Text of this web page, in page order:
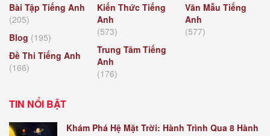
Bài Tập Tiếng Anh
(205)
Blog (195)
Đề Thi Tiếng Anh
(166)
Kiến Thức Tiếng
Anh
(573)
Trung Tâm Tiếng
Anh
(176)
Văn Mẫu Tiếng
Anh
(577)
TIN NỔI BẬT
Khám Phá Hệ Mặt Trời: Hành Trình Qua 8 Hành